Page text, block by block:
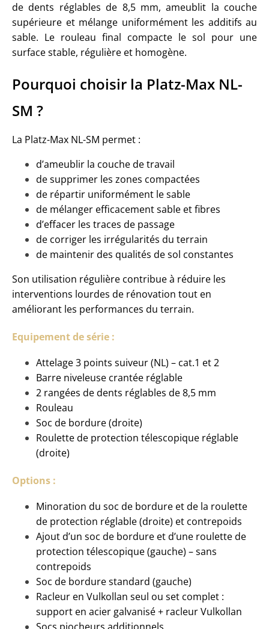
de dents réglables de 8,5 mm, ameublit la couche
supérieure et mélange uniformément les additifs au
sable. Le rouleau final compacte le sol pour une
surface stable, régulière et homogène.
Pourquoi choisir la Platz-Max NL-
SM ?
La Platz-Max NL-SM permet :
d’ameublir la couche de travail
de supprimer les zones compactées
de répartir uniformément le sable
de mélanger efficacement sable et fibres
d’effacer les traces de passage
de corriger les irrégularités du terrain
de maintenir des qualités de sol constantes
Son utilisation régulière contribue à réduire les
interventions lourdes de rénovation tout en
améliorant les performances du terrain.
Equipement de série :
Attelage 3 points suiveur (NL) – cat.1 et 2
Barre niveleuse crantée réglable
2 rangées de dents réglables de 8,5 mm
Rouleau
Soc de bordure (droite)
Roulette de protection télescopique réglable
(droite)
Options :
Minoration du soc de bordure et de la roulette
de protection réglable (droite) et contrepoids
Ajout d’un soc de bordure et d’une roulette de
protection télescopique (gauche) – sans
contrepoids
Soc de bordure standard (gauche)
Racleur en Vulkollan seul ou set complet :
support en acier galvanisé + racleur Vulkollan